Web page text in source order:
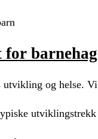
for
og helse. Vi